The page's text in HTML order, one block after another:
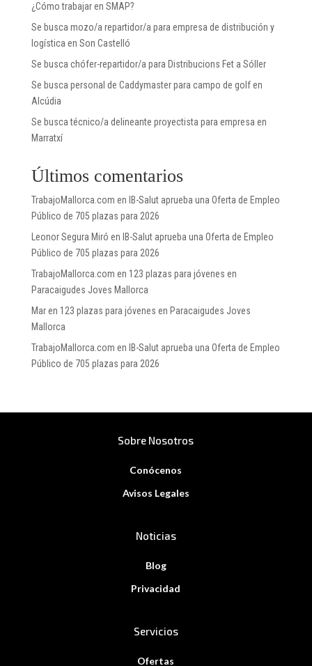
¿Cómo trabajar en SMAP?
Se busca mozo/a repartidor/a para empresa de distribución y
logística en Son Castelló
Se busca chófer-repartidor/a para Distribucions Fet a Sóller
Se busca personal de Caddymaster para campo de golf en
Alcúdia
Se busca técnico/a delineante proyectista para empresa en
Marratxí
Últimos comentarios
TrabajoMallorca.com en IB-Salut aprueba una Oferta de Empleo
Público de 705 plazas para 2026
Leonor Segura Miró en IB-Salut aprueba una Oferta de Empleo
Público de 705 plazas para 2026
TrabajoMallorca.com en 123 plazas para jóvenes en
Paracaigudes Joves Mallorca
Maren 123 plazas para jóvenes en Paracaigudes Joves
Mallorca
TrabajoMallorca.com en IB-Salut aprueba una Oferta de Empleo
Público de 705 plazas para 2026
Sobre Nosotros
Conócenos
Avisos Legales
Noticias
Blog
Privacidad
Servicios
Ofertas